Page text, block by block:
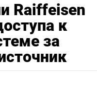
Raiffeisen
к
за